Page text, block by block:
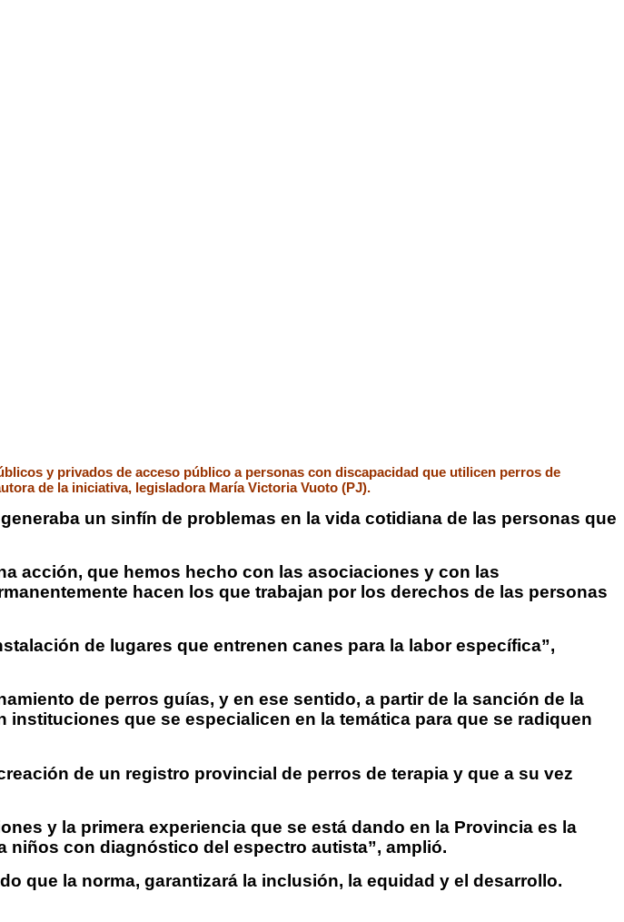
y privados de acceso público a personas con discapacidad que utilicen perros de
de la iniciativa, legisladora María Victoria Vuoto (PJ).
un sinfín de problemas en la vida cotidiana de las personas que
acción, que hemos hecho con las asociaciones y con las
hacen los que trabajan por los derechos de las personas
de lugares que entrenen canes para la labor específica”,
de perros guías, y en ese sentido, a partir de la sanción de la
que se especialicen en la temática para que se radiquen
de un registro provincial de perros de terapia y que a su vez
y la primera experiencia que se está dando en la Provincia es la
niños con diagnóstico del espectro autista”, amplió.
que la norma, garantizará la inclusión, la equidad y el desarrollo.